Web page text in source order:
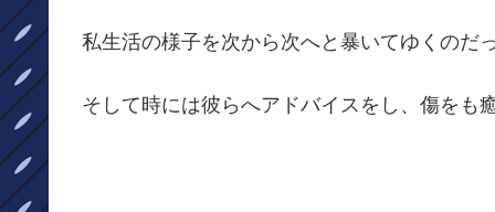
私生活の様子を次から次へと暴いてゆくのだ
そして時には彼らへアドバイスをし、傷をも